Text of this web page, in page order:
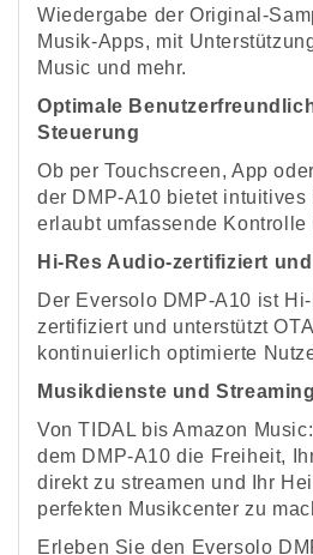
Wiedergabe der Original-
Musik-Apps, mit
Music und mehr.
Optimale
Steuerung
Ob per Touchscreen, App
der DMP-A10 bietet intuitives
erlaubt umfassende Kontrolle
Hi-Res Audio-zertifiziert
Der Eversolo DMP-A10 ist
zertifiziert und unterstützt
kontinuierlich optimierte
Musikdienste und
Von TIDAL bis Amazon
dem DMP-A10 die Freiheit,
direkt zu streamen und Ihr
perfekten Musikcenter zu
Erleben Sie den Eversolo